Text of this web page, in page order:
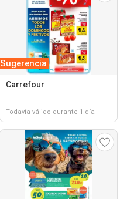
Sugerencia
Carrefour
Todavía válido durante 1 día